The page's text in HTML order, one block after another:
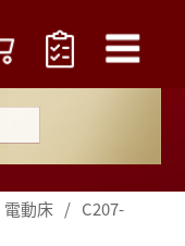
電動床 / C207-